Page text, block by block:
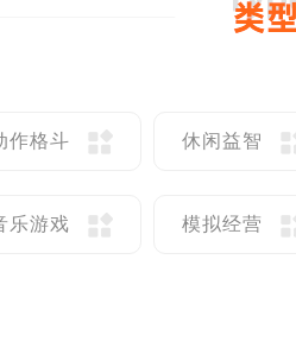
作格斗 休闲益智
乐游戏 模拟经营